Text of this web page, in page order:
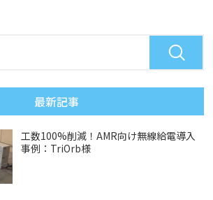
最新記事
工数100%削減！AMR向け無線給電導入
事例：TriOrb様